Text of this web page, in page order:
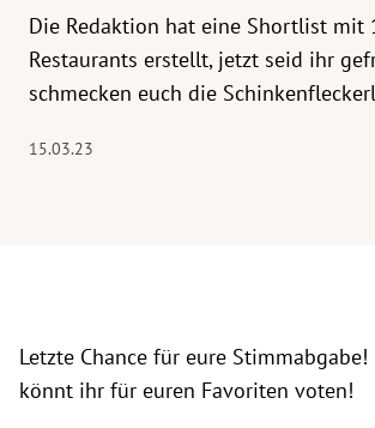
Untermenü
Die Redaktion hat eine Shortlist mit
Restaurants erstellt, jetzt seid ihr
schmecken euch die
15.03.23
Letzte Chance für eure
könnt ihr für euren Favoriten voten!